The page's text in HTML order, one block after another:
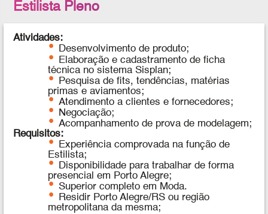
Estilista Pleno
Atividades:
Desenvolvimento de produto;
Elaboração e cadastramento de ficha
técnica no sistema Sisplan;
Pesquisa de fits, tendências, matérias
primas e aviamentos;
Atendimento a clientes e fornecedores;
Negociação;
Acompanhamento de prova de modelagem;
Requisitos:
Experiência comprovada na função de
Estilista;
Disponibilidade para trabalhar de forma
presencial em Porto Alegre;
Superior completo em Moda.
Residir Porto Alegre/RS ou região
metropolitana da mesma;